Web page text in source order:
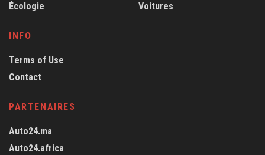
Écologie
Voitures
INFO
Terms of Use
Contact
PARTENAIRES
Auto24.ma
Auto24.africa